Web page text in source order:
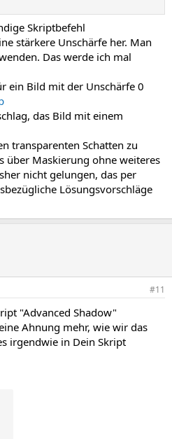
Skriptbefehl
stärkere Unschärfe her. Man
Das werde ich mal
ein Bild mit der Unschärfe 0
das Bild mit einem
transparenten Schatten zu
über Maskierung ohne weiteres
nicht gelungen, das per
Lösungsvorschläge
#11
"Advanced Shadow"
Ahnung mehr, wie wir das
irgendwie in Dein Skript